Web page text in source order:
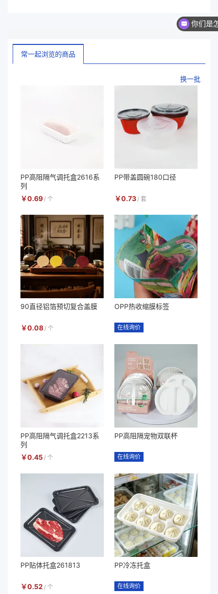
常一起浏览的商品
换一批
PP高阻隔气调托盒2616系
列
￥0.69 / 个
PP带盖圆碗180口径
￥0.73 / 套
90直径铝箔预切复合盖膜
￥0.08 / 个
OPP热收缩膜标签
在线询价
PP高阻隔气调托盒2213系
列
￥0.45 / 个
PP高阻隔宠物双联杯
在线询价
PP贴体托盒261813
￥0.52 / 个
PP冷冻托盒
在线询价
现在